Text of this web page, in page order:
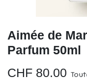
Aimée de
Parfum 50ml
CHF 80.00